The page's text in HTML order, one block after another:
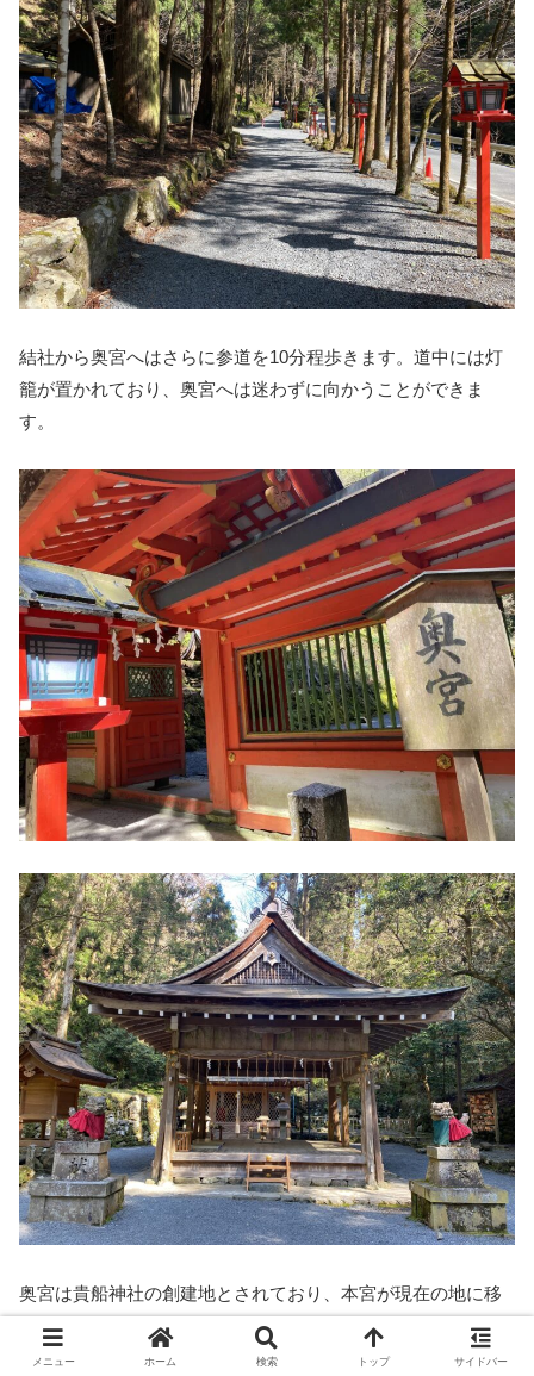
結社から奥宮へはさらに参道を10分程歩きます。道中には灯
籠が置かれており、奥宮へは迷わずに向かうことができま
す。
奥宮は貴船神社の創建地とされており、本宮が現在の地に移
転する前はこの奥宮の場所にご本殿があったそうです。周り
は一面緑に囲まれ神秘的な雰囲気を醸し出しています。
メニュー ホーム 検索 トップ サイドバー